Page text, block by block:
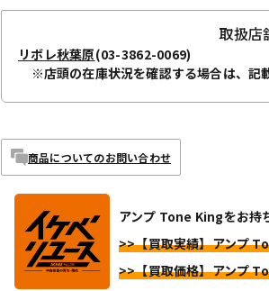
取扱店
リボレ秋葉原(03-3862-0069)
※店頭の在庫状況を確認する場合は、記
商品についてのお問い合わせ
アンプ Tone Kingをお持
>>【買取実績】アンプ
>>【買取価格】アンプ